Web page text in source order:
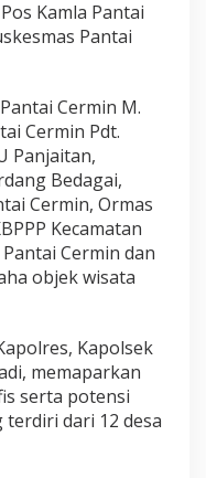
Kamla Pantai
Pantai
Cermin M.
Cermin Pdt.
Panjaitan,
Bedagai,
Cermin, Ormas
Kecamatan
Cermin dan
objek wisata
Kapolsek
memaparkan
serta potensi
terdiri dari 12 desa